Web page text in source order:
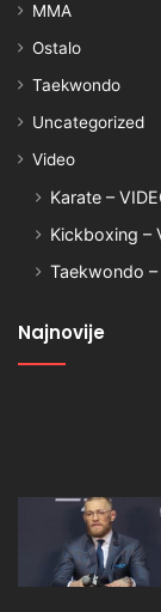
MMA
Ostalo
Taekwondo
Uncategorized
Video
Karate –
Kickboxing –
Taekwondo –
Najnovije